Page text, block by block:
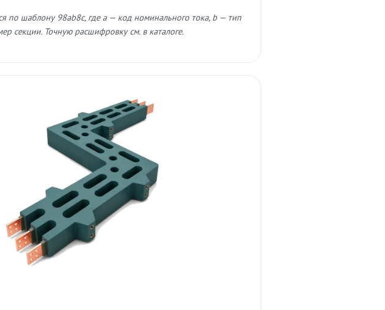
по шаблону 98ab8c, где a — код номинального тока, b — тип
секции. Точную расшифровку см. в каталоге.